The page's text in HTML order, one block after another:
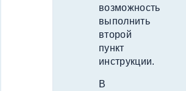
возможность
выполнить
второй
пункт
инструкции.
В